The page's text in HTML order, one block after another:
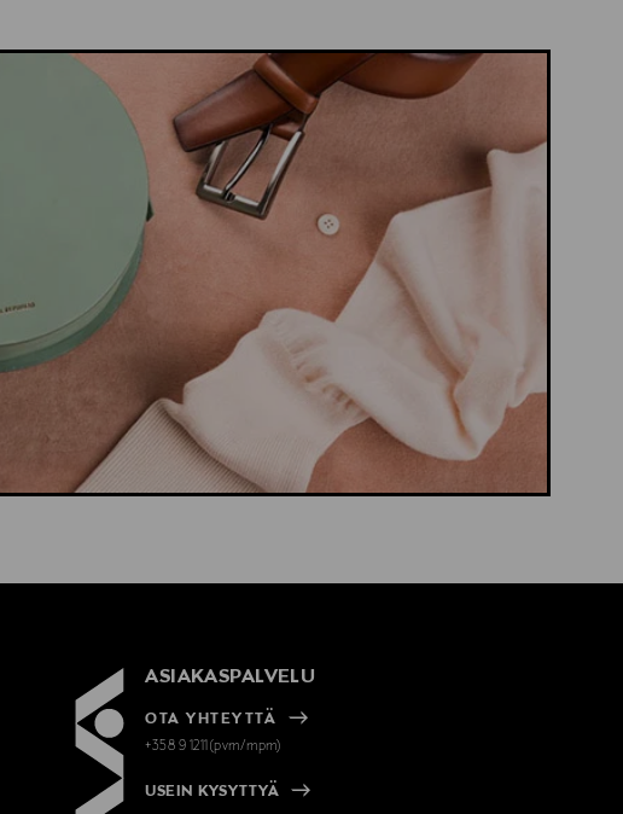
ASIAKASPALVELU
OTA YHTEYTTÄ
+358 9 1211(pvm/mpm)
USEIN KYSYTTYÄ